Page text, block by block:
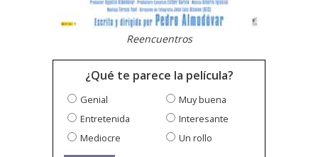
Reencuentros
¿Qué te parece la película?
Genial
Muy buena
Entretenida
Interesante
Mediocre
Un rollo